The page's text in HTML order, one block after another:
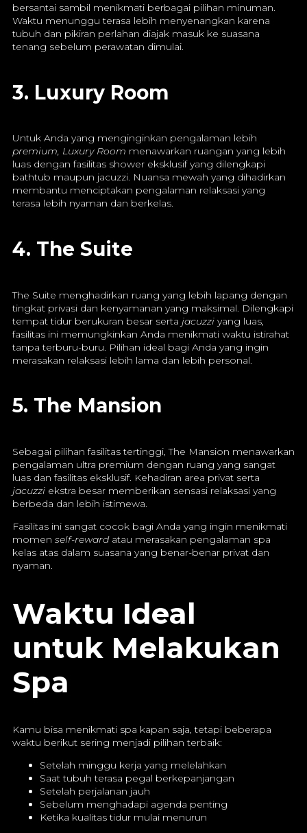
bersantai sambil menikmati berbagai pilihan minuman.
Waktu menunggu terasa lebih menyenangkan karena
tubuh dan pikiran perlahan diajak masuk ke suasana
tenang sebelum perawatan dimulai.
3. Luxury Room
Untuk Anda yang menginginkan pengalaman lebih
premium, Luxury Room menawarkan ruangan yang lebih
luas dengan fasilitas shower eksklusif yang dilengkapi
bathtub maupun jacuzzi. Nuansa mewah yang dihadirkan
membantu menciptakan pengalaman relaksasi yang
terasa lebih nyaman dan berkelas.
4. The Suite
The Suite menghadirkan ruang yang lebih lapang dengan
tingkat privasi dan kenyamanan yang maksimal. Dilengkapi
tempat tidur berukuran besar serta jacuzzi yang luas,
fasilitas ini memungkinkan Anda menikmati waktu istirahat
tanpa terburu-buru. Pilihan ideal bagi Anda yang ingin
merasakan relaksasi lebih lama dan lebih personal.
5. The Mansion
Sebagai pilihan fasilitas tertinggi, The Mansion menawarkan
pengalaman ultra premium dengan ruang yang sangat
luas dan fasilitas eksklusif. Kehadiran area privat serta
jacuzzi ekstra besar memberikan sensasi relaksasi yang
berbeda dan lebih istimewa.
Fasilitas ini sangat cocok bagi Anda yang ingin menikmati
momen self-rewardatau merasakan pengalaman spa
kelas atas dalam suasana yang benar-benar privat dan
nyaman.
Waktu Ideal
untuk Melakukan
Spa
Kamu bisa menikmati spa kapan saja, tetapi beberapa
waktu berikut sering menjadi pilihan terbaik:
Setelah minggu kerja yang melelahkan
Saat tubuh terasa pegal berkepanjangan
Setelah perjalanan jauh
Sebelum menghadapi agenda penting
Ketika kualitas tidur mulai menurun